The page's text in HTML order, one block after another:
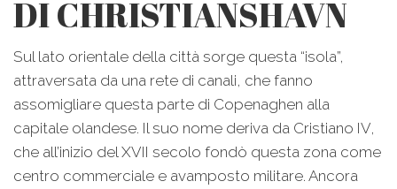
DI CHRISTIANSHAVN
Sul lato orientale della città sorge questa “isola”,
attraversata da una rete di canali, che fanno
assomigliare questa parte di Copenaghen alla
capitale olandese. Il suo nome deriva da Cristiano IV,
che all’inizio del XVII secolo fondò questa zona come
centro commerciale e avamposto militare. Ancora